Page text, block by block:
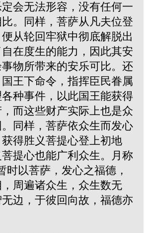
会无法形容，没有任何一
。同样，菩萨从凡夫位登
从轮回牢狱中彻底解脱出
在度生的能力，因此其安
物所带来的安乐可比。还
王下命令，指挥臣民眷属
种事件，以此国王能获得
而这些财产实际上也是众
同样，菩萨依众生而发心
得胜义菩提心登上初地
提心也能广利众生。月称
时以菩萨，发心之福德，
周遍诸众生，众生数无
边，于彼回向故，福德亦